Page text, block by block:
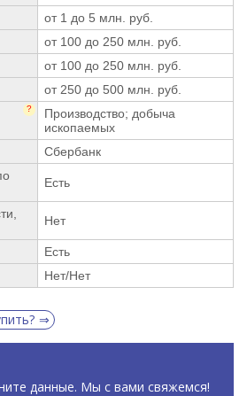
от 1 до 5 млн. руб.
от 100 до 250 млн. руб.
от 100 до 250 млн. руб.
от 250 до 500 млн. руб.
?
Производство; добыча
ископаемых
Сбербанк
Есть
Нет
Есть
Нет/Нет
данные. Мы с вами свяжемся!